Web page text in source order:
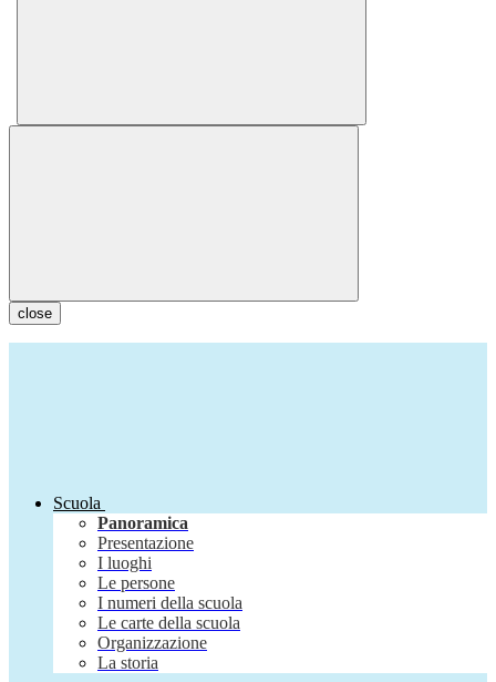
close
Scuola
Panoramica
Presentazione
I luoghi
Le persone
I numeri della scuola
Le carte della scuola
Organizzazione
La storia